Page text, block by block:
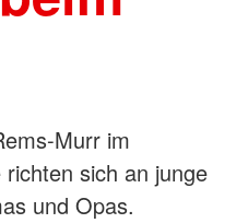
Murr im
sich an junge
und Opas.